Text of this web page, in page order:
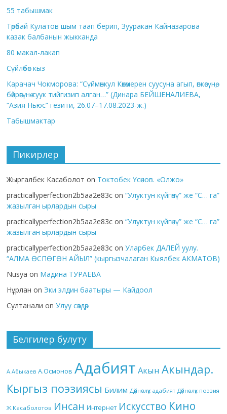
55 табышмак
Төрөбай Кулатов шым таап берип, Зууракан Кайназарова
казак балбанын жыкканда
80 макал-лакап
Сүйлөбөс кыз
Карачач Чокморова: “Сүймөнкул Көкөмерен суусуна агып, өпкөсүнө,
бөйрөгүнө суук тийгизип алган…” (Динара БЕЙШЕНАЛИЕВА,
“Азия Ньюс” гезити, 26.07–17.08.2023-ж.)
Табышмактар
Пикирлер
Жыргалбек Касаболот on Токтобек Үсөнов. «Олжо»
practicallyperfection2b5aa2e83c on“Улуктун күйгөнү” же “С… га”
жазылган ырлардын сыры
practicallyperfection2b5aa2e83c on“Улуктун күйгөнү” же “С… га”
жазылган ырлардын сыры
practicallyperfection2b5aa2e83c onУларбек ДАЛЕЙ уулу.
“АЛМА ӨСПӨГӨН АЙЫЛ” (кыргызчалаган Кыялбек АКМАТОВ)
Nusya on Мадина ТУРАЕВА
Нұрлан on Эки элдин баатыры — Кайдоол
Султанали onУлуу сөздөр
Белгилер булуту
А.Абыкаев А.Осмонов Адабият Акын Акындар.
Кыргыз поэзиясы Билим Дүйнөлүк адабият Дүйнөлүк поэзия
Ж.Касаболотов Инсан Интернет Искусство Кино